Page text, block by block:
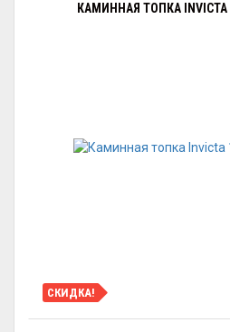
КАМИННАЯ ТОПКА INVICTA
СКИДКА!